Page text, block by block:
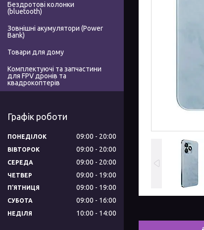
Бездротові колонки
(bluetooth)
Зовнішні акумулятори (Power
Bank)
Товари для дому
Комплектуючі та запчастини
для FPV дронів та
квадрокоптерів
Графік роботи
ПОНЕДІЛОК 09:00 20:00
ВІВТОРОК 09:00 20:00
СЕРЕДА 09:00 20:00
ЧЕТВЕР 09:00 19:00
ПʼЯТНИЦЯ 09:00 19:00
СУБОТА 09:00 16:00
НЕДІЛЯ 10:00 14:00